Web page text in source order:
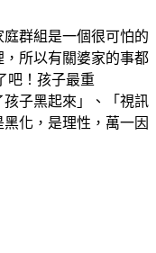
群組是一個很可怕的
所以有關婆家的事都
吧！孩子最重
子黑起來」、「視訊
化，是理性，萬一因